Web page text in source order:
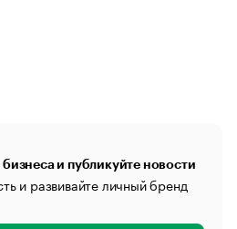
и публикуйте новости
и развивайте личный бренд